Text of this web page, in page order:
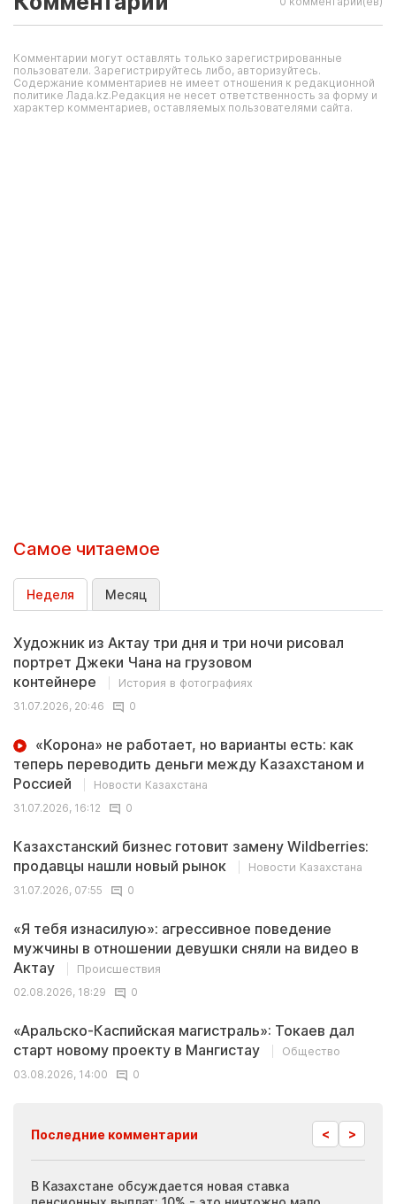
Комментарии могут оставлять только зарегистрированные
пользователи. Зарегистрируйтесь либо, авторизуйтесь.
Содержание комментариев не имеет отношения к редакционной
политике Лада.kz.Редакция не несет ответственность за форму и
характер комментариев, оставляемых пользователями сайта.
Самое читаемое
Неделя Месяц
Художник из Актау три дня и три ночи рисовал
портрет Джеки Чана на грузовом
контейнере
История в фотографиях
31.07.2026, 20:46
0
«Корона» не работает, но варианты есть: как
теперь переводить деньги между Казахстаном и
Россией
Новости Казахстана
31.07.2026, 16:12
0
Казахстанский бизнес готовит замену Wildberries:
продавцы нашли новый рынок
Новости Казахстана
31.07.2026, 07:55
0
«Я тебя изнасилую»: агрессивное поведение
мужчины в отношении девушки сняли на видео в
Актау
Происшествия
02.08.2026, 18:29
0
«Аральско-Каспийская магистраль»: Токаев дал
старт новому проекту в Мангистау
Общество
03.08.2026, 14:00
0
Последние комментарии < >
В Казахстане обсуждается новая ставка